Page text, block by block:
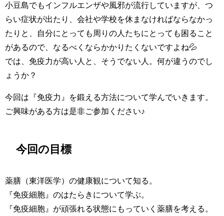
小豆島でもインフルエンザや風邪が流行していますが、つ
らい症状が出たり、会社や学校を休まなければならなかっ
たりと、自分にとっても周りの人たちにとっても困ること
があるので、なるべくならかかりたくないですよね💦
では、免疫力が高い人と、そうでない人。何が違うのでし
ょうか？
今回は『免疫力』を鍛える方法について学んでいきます。
ご興味がある方は是非ご参加ください♪
今回の目標
薬膳（東洋医学）の健康観について知る。
『免疫細胞』のはたらきについて学ぶ。
『免疫細胞』が頑張れる状態にもっていく薬膳を考える。